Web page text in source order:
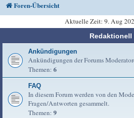
Foren-Übersicht
Aktuelle Zeit: 9. Aug
Redaktionell
Ankündigungen
Ankündigungen der Forums
Themen: 6
FAQ
In diesem Forum werden von den
Fragen/Antworten gesammelt.
Themen: 9